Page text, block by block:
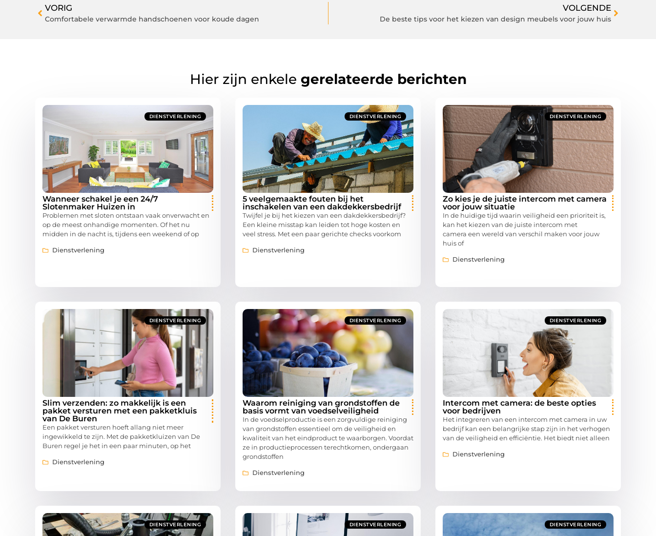
VORIG
Comfortabele verwarmde handschoenen voor koude dagen
VOLGENDE
De beste tips voor het kiezen van design meubels voor jouw huis
Hier zijn enkele gerelateerde berichten
DIENSTVERLENING
Wanneer schakel je een 24/7
Slotenmaker Huizen in
Problemen met sloten ontstaan vaak onverwacht en
op de meest onhandige momenten. Of het nu
midden in de nacht is, tijdens een weekend of op
Dienstverlening
DIENSTVERLENING
5 veelgemaakte fouten bij het
inschakelen van een dakdekkersbedrijf
Twijfel je bij het kiezen van een dakdekkersbedrijf?
Een kleine misstap kan leiden tot hoge kosten en
veel stress. Met een paar gerichte checks voorkom
Dienstverlening
DIENSTVERLENING
Zo kies je de juiste intercom met camera
voor jouw situatie
In de huidige tijd waarin veiligheid een prioriteit is,
kan het kiezen van de juiste intercom met
camera een wereld van verschil maken voor jouw
huis of
Dienstverlening
DIENSTVERLENING
Slim verzenden: zo makkelijk is een
pakket versturen met een pakketkluis
van De Buren
Een pakket versturen hoeft allang niet meer
ingewikkeld te zijn. Met de pakketkluizen van De
Buren regel je het in een paar minuten, op het
Dienstverlening
DIENSTVERLENING
Waarom reiniging van grondstoffen de
basis vormt van voedselveiligheid
In de voedselproductie is een zorgvuldige reiniging
van grondstoffen essentieel om de veiligheid en
kwaliteit van het eindproduct te waarborgen. Voordat
ze in productieprocessen terechtkomen, ondergaan
grondstoffen
Dienstverlening
DIENSTVERLENING
Intercom met camera: de beste opties
voor bedrijven
Het integreren van een intercom met camera in uw
bedrijf kan een belangrijke stap zijn in het verhogen
van de veiligheid en efficiëntie. Het biedt niet alleen
Dienstverlening
DIENSTVERLENING DIENSTVERLENING DIENSTVERLENING